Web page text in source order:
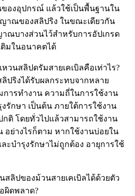
ของอุปกรณ์ แล้วใช้เป็นพื้นฐานใน
าณของสลิปริง ในขณะเดียวกัน
ณบางส่วนไว้สำหรับการอัปเกรด
มในอนาคตได้
วนสลิปดรัมสายเคเบิลคือเท่าไร?
ปริงได้รับผลกระทบจากหลาย
ารทำงาน ความถี่ในการใช้งาน
รักษา เป็นต้น ภายใต้การใช้งาน
ติ โดยทั่วไปแล้วสามารถใช้งาน
อย่างไรก็ตาม หากใช้งานบ่อยใน
ะบำรุงรักษาไม่ถูกต้อง อายุการใช้
สลิปของม้วนสายเคเบิลได้ด้วยตัว
ผิดพลาด?